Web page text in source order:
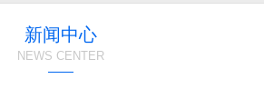
新闻中心
NEWS CENTER